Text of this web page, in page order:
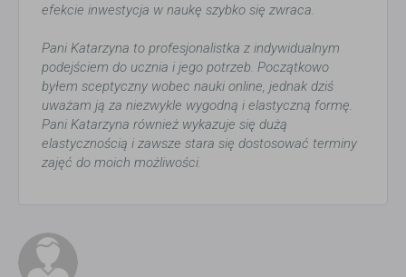
efekcie inwestycja w naukę szybko się zwraca.
Pani Katarzyna to profesjonalistka z indywidualnym
podejściem do ucznia i jego potrzeb. Początkowo
byłem sceptyczny wobec nauki online, jednak dziś
uważam ją za niezwykle wygodną i elastyczną formę.
Pani Katarzyna również wykazuje się dużą
elastycznością i zawsze stara się dostosować terminy
zajęć do moich możliwości.